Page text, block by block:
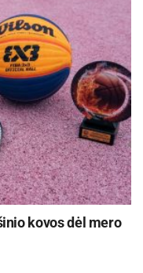
ir istorijos
papasakos kunigaikščių
kovos dėl mero